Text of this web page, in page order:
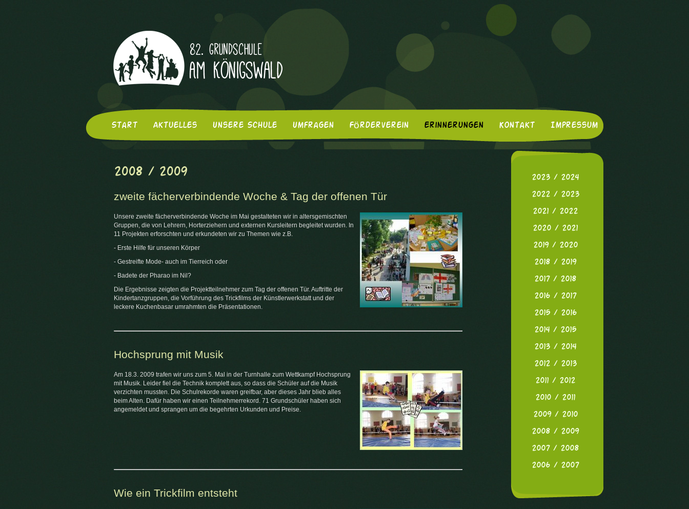
Start Aktuelles Unsere Schule Umfragen Förderverein Erinnerungen Kontakt Impressum
2023 / 2024
2022 / 2023
2021 / 2022
2020 / 2021
2019 / 2020
2018 / 2019
2017 / 2018
2016 / 2017
2015 / 2016
2014 / 2015
2013 / 2014
2012 / 2013
2011 / 2012
2010 / 2011
2009 / 2010
2008 / 2009
2007 / 2008
2006 / 2007
2008 / 2009
zweite fächerverbindende Woche & Tag der offenen Tür
Unsere zweite fächerverbindende Woche im Mai gestalteten wir in altersgemischten
Gruppen, die von Lehrern, Horterziehern und externen Kursleitern begleitet wurden. In
11 Projekten erforschten und erkundeten wir zu Themen wie z.B.
- Erste Hilfe für unseren Körper
- Gestreifte Mode- auch im Tierreich oder
- Badete der Pharao im Nil?
Die Ergebnisse zeigten die Projektteilnehmer zum Tag der offenen Tür. Auftritte der
Kindertanzgruppen, die Vorführung des Trickfilms der Künstlerwerkstatt und der
leckere Kuchenbasar umrahmten die Präsentationen.
Hochsprung mit Musik
Am 18.3. 2009 trafen wir uns zum 5. Mal in der Turnhalle zum Wettkampf Hochsprung
mit Musik. Leider fiel die Technik komplett aus, so dass die Schüler auf die Musik
verzichten mussten. Die Schulrekorde waren greifbar, aber dieses Jahr blieb alles
beim Alten. Dafür haben wir einen Teilnehmerrekord. 71 Grundschüler haben sich
angemeldet und sprangen um die begehrten Urkunden und Preise.
Wie ein Trickfilm entsteht